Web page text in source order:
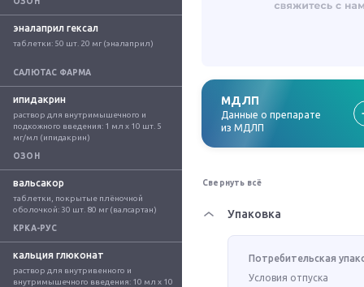
эналаприл гексал
таблетки: 50 шт. 20 мг (эналаприл)
САЛЮТАС ФАРМА
ипидакрин
раствор для внутримышечного и
подкожного введения: 1 мл x 10 шт. 5
мг/мл (ипидакрин)
ОЗОН
вальсакор
таблетки, покрытые плёночной
оболочкой: 30 шт. 80 мг (валсартан)
КРКА-РУС
кальция глюконат
раствор для внутривенного и
внутримышечного введения: 10 мл x 10
МДЛП
Данные о препарате
из МДЛП
Свернуть всё
Упаковка
Потребительская
Условия отпуска